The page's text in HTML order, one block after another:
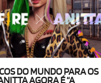
DO MUNDO PARA OS
AGORA É “A